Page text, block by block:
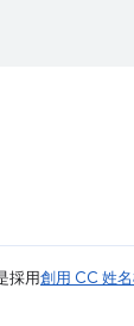
採用創用 CC 姓